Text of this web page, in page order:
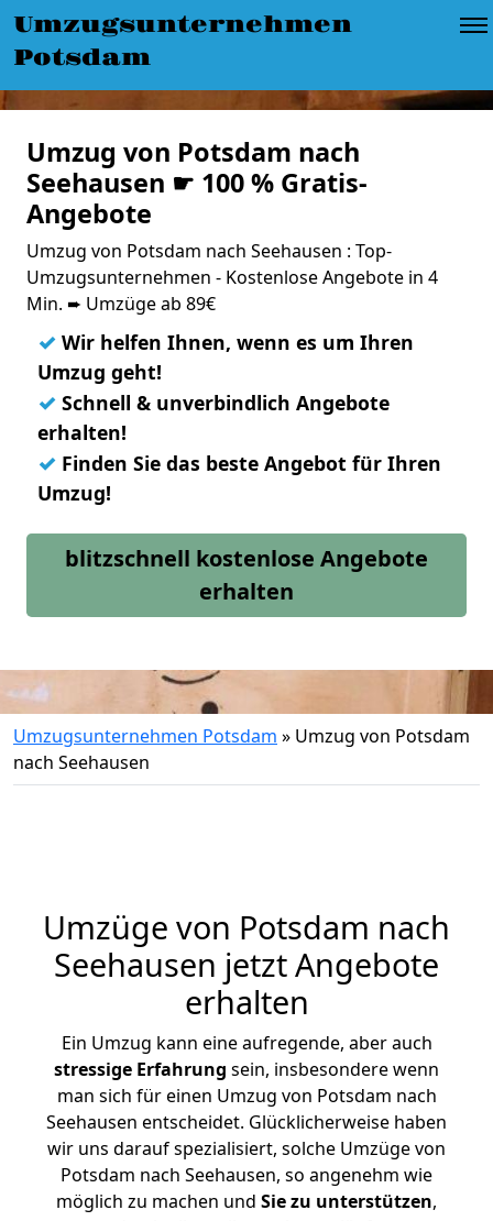
Umzugsunternehmen
Potsdam
Umzug von Potsdam nach
Seehausen ☛ 100 % Gratis-
Angebote
Umzug von Potsdam nach Seehausen : Top-
Umzugsunternehmen - Kostenlose Angebote in 4
Min. ➨ Umzüge ab 89€
✓ Wir helfen Ihnen, wenn es um Ihren
Umzug geht!
✓ Schnell & unverbindlich Angebote
erhalten!
✓ Finden Sie das beste Angebot für Ihren
Umzug!
blitzschnell kostenlose Angebote
erhalten
Umzugsunternehmen Potsdam » Umzug von Potsdam
nach Seehausen
Umzüge von Potsdam nach
Seehausen jetzt Angebote
erhalten
Ein Umzug kann eine aufregende, aber auch
stressige Erfahrung sein, insbesondere wenn
man sich für einen Umzug von Potsdam nach
Seehausen entscheidet. Glücklicherweise haben
wir uns darauf spezialisiert, solche Umzüge von
Potsdam nach Seehausen, so angenehm wie
möglich zu machen und Sie zu unterstützen,